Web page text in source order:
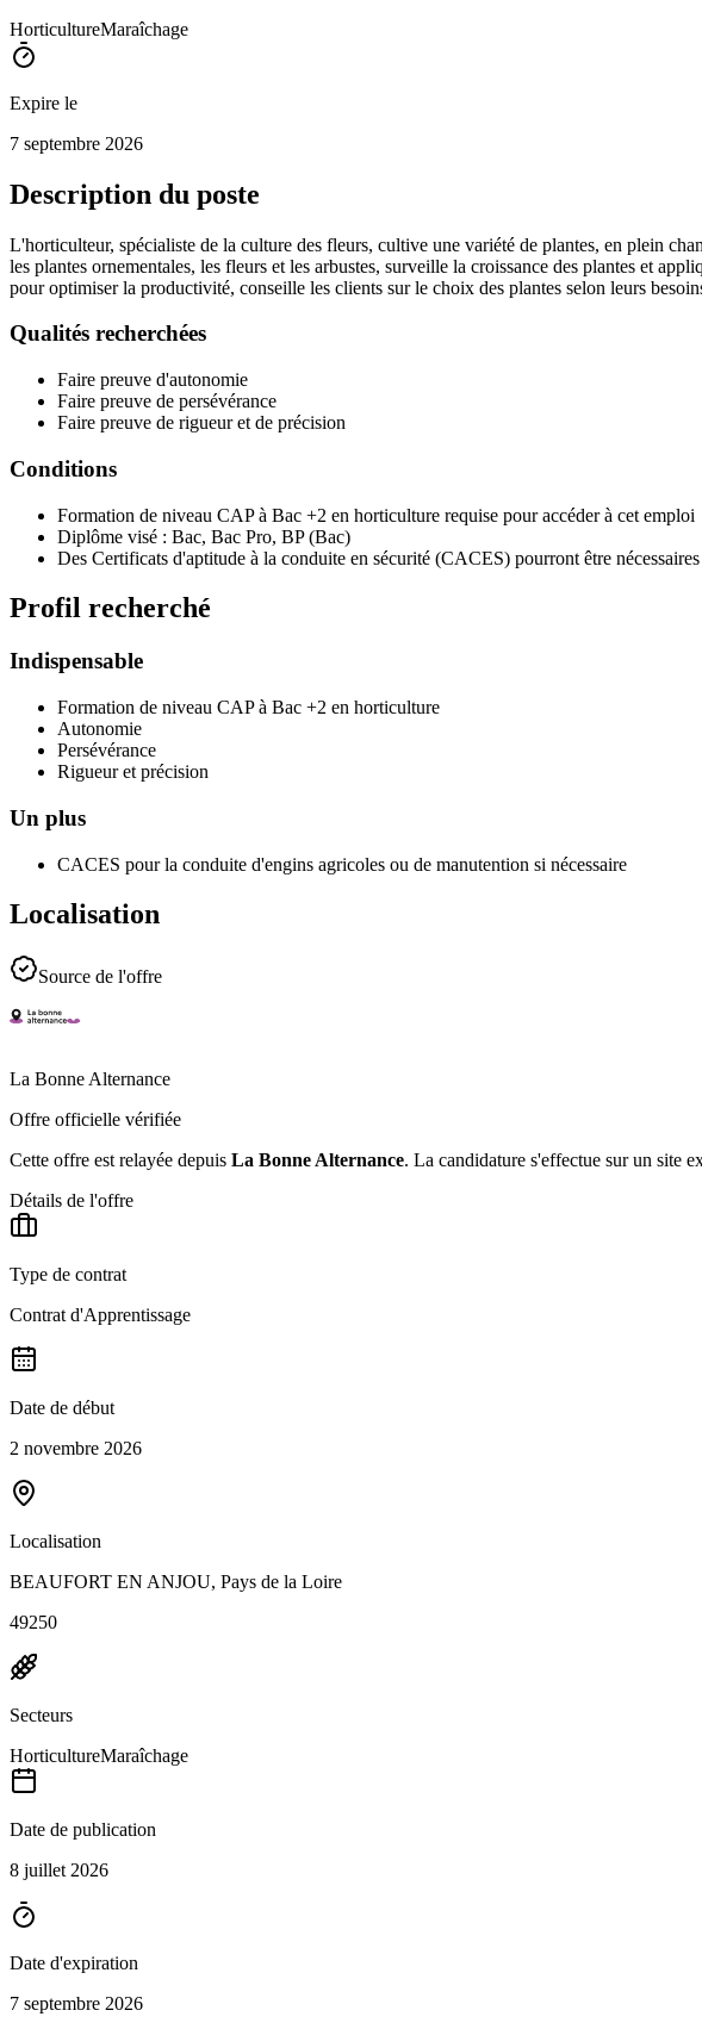
HorticultureMaraîchage
Expire le
7 septembre 2026
Description du poste
L'horticulteur, spécialiste de la culture des fleurs, cultive une variété de plantes, en plein
les plantes ornementales, les fleurs et les arbustes, surveille la croissance des plantes et
pour optimiser la productivité, conseille les clients sur le choix des plantes selon leurs
Qualités recherchées
Faire preuve d'autonomie
Faire preuve de persévérance
Faire preuve de rigueur et de précision
Conditions
Formation de niveau CAP à Bac +2 en horticulture requise pour accéder à cet emploi
Diplôme visé : Bac, Bac Pro, BP (Bac)
Des Certificats d'aptitude à la conduite en sécurité (CACES) pourront être
Profil recherché
Indispensable
Formation de niveau CAP à Bac +2 en horticulture
Autonomie
Persévérance
Rigueur et précision
Un plus
CACES pour la conduite d'engins agricoles ou de manutention si nécessaire
Localisation
Source de l'offre
La Bonne Alternance
Offre officielle vérifiée
Cette offre est relayée depuis La Bonne Alternance. La candidature s'effectue sur un site
Détails de l'offre
Type de contrat
Contrat d'Apprentissage
Date de début
2 novembre 2026
Localisation
BEAUFORT EN ANJOU, Pays de la Loire
49250
Secteurs
HorticultureMaraîchage
Date de publication
8 juillet 2026
Date d'expiration
7 septembre 2026